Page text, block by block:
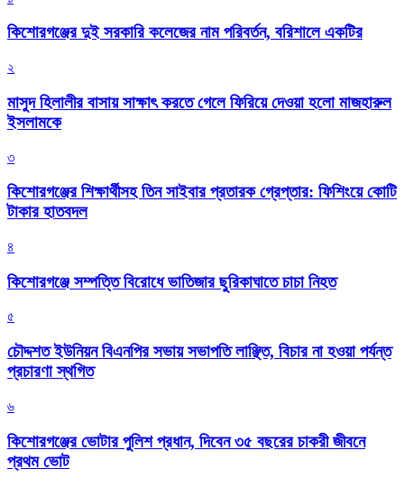
কিশোরগঞ্জের দুই সরকারি কলেজের নাম পরিবর্তন, বরিশালে একটির
২
মাসুদ হিলালীর বাসায় সাক্ষাৎ করতে গেলে ফিরিয়ে দেওয়া হলো মাজহারুল
ইসলামকে
৩
কিশোরগঞ্জের শিক্ষার্থীসহ তিন সাইবার প্রতারক গ্রেপ্তার: ফিশিংয়ে কোটি
টাকার হাতবদল
৪
কিশোরগঞ্জে সম্পত্তি বিরোধে ভাতিজার ছুরিকাঘাতে চাচা নিহত
৫
চৌদ্দশত ইউনিয়ন বিএনপির সভায় সভাপতি লাঞ্ছিত, বিচার না হওয়া পর্যন্ত
প্রচারণা স্থগিত
৬
কিশোরগঞ্জের ভোটার পুলিশ প্রধান, দিবেন ৩৫ বছরের চাকরী জীবনে
প্রথম ভোট